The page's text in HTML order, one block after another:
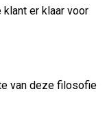
er klaar voor
van deze filosofie